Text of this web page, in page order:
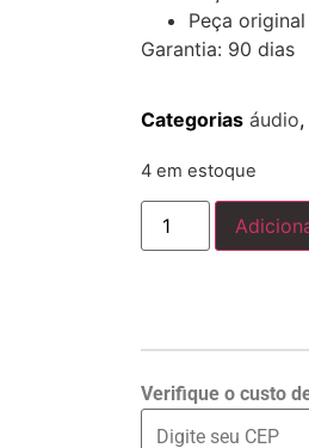
Peça original
Garantia: 90 dias
Categorias áudio,
4 em estoque
Verifique o custo